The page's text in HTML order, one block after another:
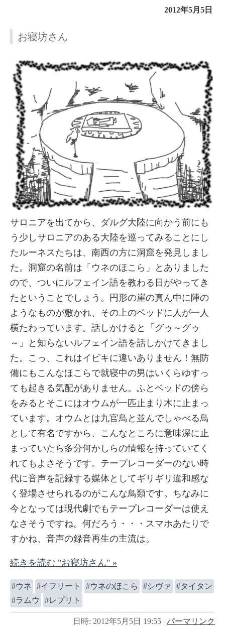
2012年5月5日
お寝坊さん
サロニアを出てから、ダルグ大陸に向かう前にも
う少しサロニアのある大陸を巡ってみることにし
たルーネスたちは、南西の方に洞窟を発見しまし
た。洞窟の名前は「ウネのほこら」とありました
ので、ついにルフェイン語を教わる日がやってき
たということでしょう。円形の崖の真ん中に陣の
ようなものが敷かれ、その上のベッドに人が一人
横たわっています。話しかけると「グゥ～グゥ
～」と知らないルフェイン語を話しかけてきまし
た。こっ、これはイビキに違いありません！無防
備にもこんなほこらで就寝中の男はいくらゆすっ
ても起きる気配がありません。ふとベッドの傍ら
をみるとそこにはオウムが一匹止まり木に止まっ
ています。オウムとは九官鳥と並んでしゃべる鳥
として有名ですから、こんなところに意味深に止
まっていたら多分何かしらの情報を持っていてく
れてもよさそうです。テープレコーダーのない時
代に音声を記録する媒体としてギリギリ違和感な
く登場させられるのがこんな鳥類です。ちなみに
今となっては現代劇でもテープレコーダーは使え
なさそうですね。何だろう・・・スマホあたりで
すかね、音声の録音再生の主流は。
続きを読む "お寝坊さん" »
ウネ イフリート ウネのほこら シヴァ
タイタン
ラムウ
レプリト
日時: 2012年5月5日 19:55 | パーマリンク